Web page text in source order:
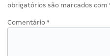
obrigatórios são marcados com
Comentário *